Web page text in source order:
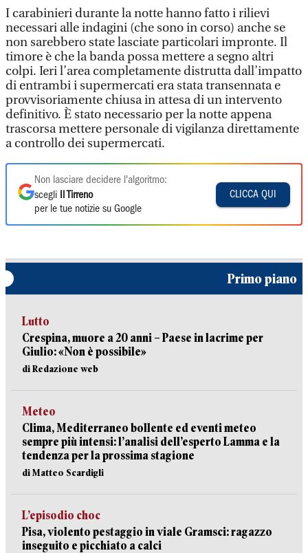
I carabinieri durante la notte hanno fatto i rilievi
necessari alle indagini (che sono in corso) anche se
non sarebbero state lasciate particolari impronte. Il
timore è che la banda possa mettere a segno altri
colpi. Ieri l’area completamente distrutta dall’impatto
di entrambi i supermercati era stata transennata e
provvisoriamente chiusa in attesa di un intervento
definitivo. È stato necessario per la notte appena
trascorsa mettere personale di vigilanza direttamente
a controllo dei supermercati.
Non lasciare decidere l'algoritmo:
scegli
Il Tirreno
per le tue notizie su Google
CLICCA QUI
Primo piano
Lutto
Crespina, muore a 20 anni – Paese in lacrime per
Giulio: «Non è possibile»
di Redazione web
Meteo
Clima, Mediterraneo bollente ed eventi meteo
sempre più intensi: l’analisi dell’esperto Lamma e la
tendenza per la prossima stagione
di Matteo Scardigli
L’episodio choc
Pisa, violento pestaggio in viale Gramsci: ragazzo
inseguito e picchiato a calci